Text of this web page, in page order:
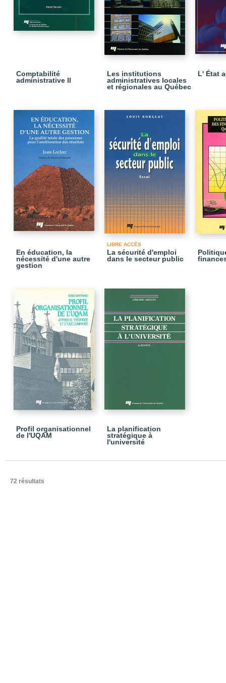
Comptabilité
administrative II
Les institutions
administratives locales
et régionales au Québec
L' État
En éducation, la
nécessité d'une autre
gestion
LIBRE ACCÈS
La sécurité d'emploi
dans le secteur public
Profil organisationnel
de l'UQAM
La planification
stratégique à
l'université
72 résultats